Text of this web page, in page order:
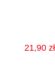
21,90 zł